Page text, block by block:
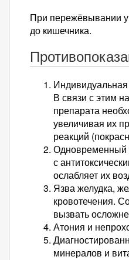
При пережёвывании
до кишечника.
В связи с этим
препарата
увеличивая их
реакций
Одновременный
с
ослабляет их
Язва желудка,
кровотечения.
вызвать
Атония и
минералов и